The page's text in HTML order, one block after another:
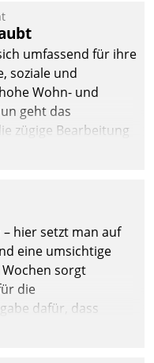
umfassend für ihre
soziale und
Wohn- und
geht das
zügige Bearbeitung
das
eigenen Kanal
hier setzt man auf
eine umsichtige
sorgt
die
dafür, dass
so es sein muss,